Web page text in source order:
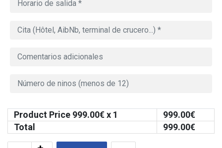
Product Price 999.00€ x 1 999.00€
Total
999.00€